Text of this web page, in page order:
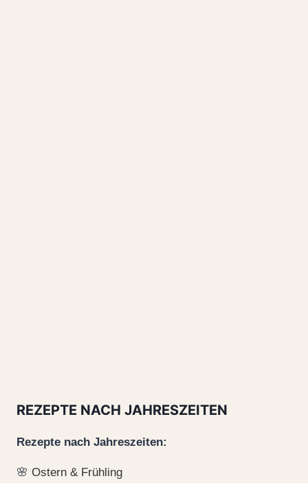
REZEPTE NACH JAHRESZEITEN
Rezepte nach Jahreszeiten:
🌸 Ostern & Frühling